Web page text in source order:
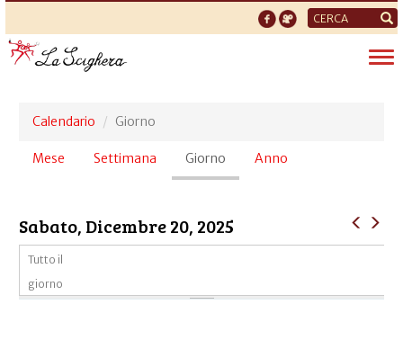
Form
di
ricerca
Calendario Giorno
Schede
Mese Settimana Giorno (scheda
attiva)
Anno
Sabato, Dicembre 20, 2025
Tutto il
giorno